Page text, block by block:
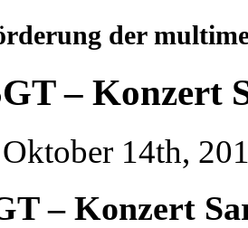
der
– Konzert
Oktober 14th,
– Konzert